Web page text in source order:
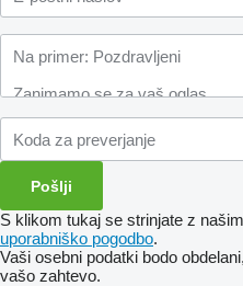
S klikom tukaj se strinjate z našim
uporabniško pogodbo.
Vaši osebni podatki bodo
vašo zahtevo.